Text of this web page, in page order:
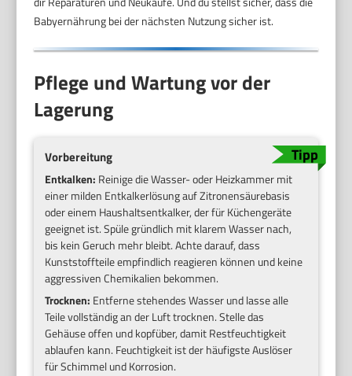
Babyernährung bei der nächsten Nutzung sicher ist.
Pflege und Wartung vor der
Lagerung
Vorbereitung
Entkalken: Reinige die Wasser- oder Heizkammer mit
einer milden Entkalkerlösung auf Zitronensäurebasis
oder einem Haushaltsentkalker, der für Küchengeräte
geeignet ist. Spüle gründlich mit klarem Wasser nach,
bis kein Geruch mehr bleibt. Achte darauf, dass
Kunststoffteile empfindlich reagieren können und keine
aggressiven Chemikalien bekommen.
Trocknen: Entferne stehendes Wasser und lasse alle
Teile vollständig an der Luft trocknen. Stelle das
Gehäuse offen und kopfüber, damit Restfeuchtigkeit
ablaufen kann. Feuchtigkeit ist der häufigste Auslöser
für Schimmel und Korrosion.